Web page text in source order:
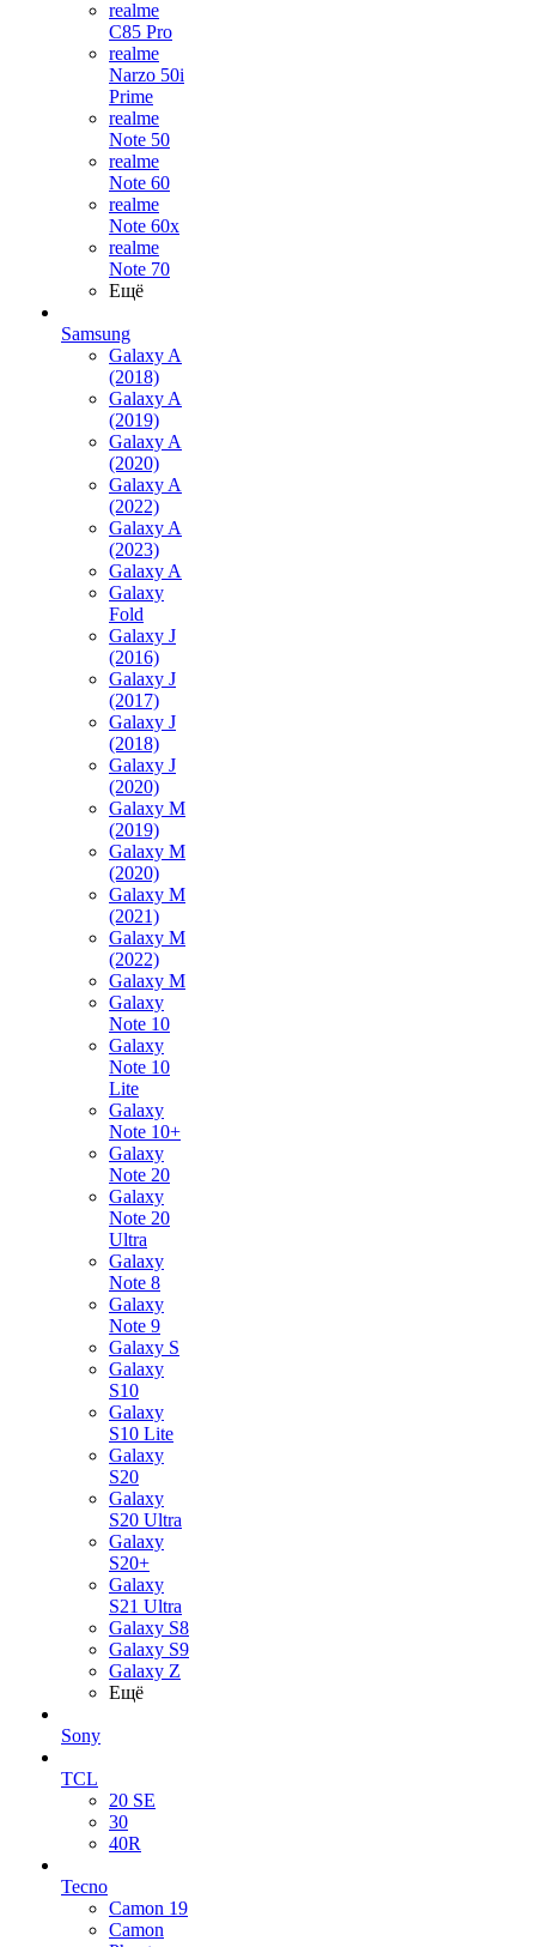
realme
C85 Pro
realme
Narzo 50i
Prime
realme
Note 50
realme
Note 60
realme
Note 60x
realme
Note 70
Ещё
Samsung
Galaxy A
(2018)
Galaxy A
(2019)
Galaxy A
(2020)
Galaxy A
(2022)
Galaxy A
(2023)
Galaxy A
Galaxy
Fold
Galaxy J
(2016)
Galaxy J
(2017)
Galaxy J
(2018)
Galaxy J
(2020)
Galaxy M
(2019)
Galaxy M
(2020)
Galaxy M
(2021)
Galaxy M
(2022)
Galaxy M
Galaxy
Note 10
Galaxy
Note 10
Lite
Galaxy
Note 10+
Galaxy
Note 20
Galaxy
Note 20
Ultra
Galaxy
Note 8
Galaxy
Note 9
Galaxy S
Galaxy
S10
Galaxy
S10 Lite
Galaxy
S20
Galaxy
S20 Ultra
Galaxy
S20+
Galaxy
S21 Ultra
Galaxy S8
Galaxy S9
Galaxy Z
Ещё
Sony
TCL
20 SE
30
40R
Tecno
Camon 19
Camon